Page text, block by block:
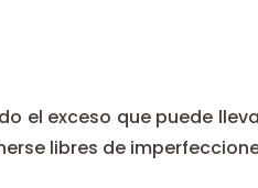
el exceso que puede
libres de